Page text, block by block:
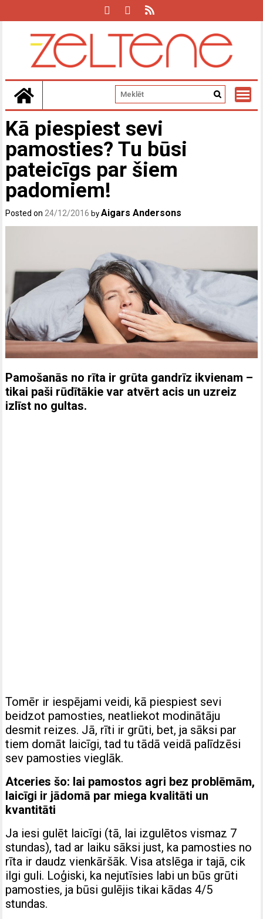
Kā piespiest sevi
pamosties? Tu būsi
pateicīgs par šiem
padomiem!
Posted on 24/12/2016 byAigars Andersons
Pamošanās no rīta ir grūta gandrīz ikvienam –
tikai paši rūdītākie var atvērt acis un uzreiz
izlīst no gultas.
Tomēr ir iespējami veidi, kā piespiest sevi
beidzot pamosties, neatliekot modinātāju
desmit reizes. Jā, rīti ir grūti, bet, ja sāksi par
tiem domāt laicīgi, tad tu tādā veidā palīdzēsi
sev pamosties vieglāk.
Atceries šo: lai pamostos agri bez problēmām,
laicīgi ir jādomā par miega kvalitāti un
kvantitāti
Ja iesi gulēt laicīgi (tā, lai izgulētos vismaz 7
stundas), tad ar laiku sāksi just, ka pamosties no
rīta ir daudz vienkāršāk. Visa atslēga ir tajā, cik
ilgi guli. Loģiski, ka nejutīsies labi un būs grūti
pamosties, ja būsi gulējis tikai kādas 4/5
stundas.